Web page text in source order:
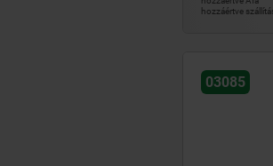
hozzáértve
03085